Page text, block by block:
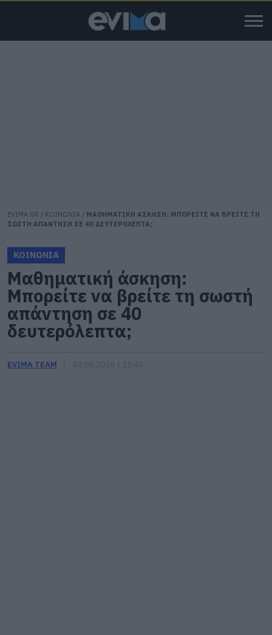
EVIMA.GR / ΚΟΙΝΩΝΙΑ / ΜΑΘΗΜΑΤΙΚΗ ΑΣΚΗΣΗ: ΜΠΟΡΕΙΤΕ ΝΑ ΒΡΕΙΤΕ ΤΗ
ΣΩΣΤΗ ΑΠΑΝΤΗΣΗ ΣΕ 40 ΔΕΥΤΕΡΟΛΕΠΤΑ;
ΚΟΙΝΩΝΙΑ
Μαθηματική άσκηση:
Μπορείτε να βρείτε τη σωστή
απάντηση σε 40
δευτερόλεπτα;
EVIMA TEAM